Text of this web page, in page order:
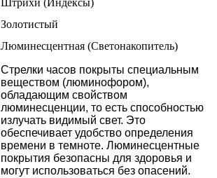
Штрихи (Индексы)
Золотистый
Люминесцентная (Светонакопитель)
Стрелки часов покрыты специальным
веществом (люминофором),
обладающим свойством
люминесценции, то есть способностью
излучать видимый свет. Это
обеспечивает удобство определения
времени в темноте. Люминесцентные
покрытия безопасны для здоровья и
могут использоваться без опасений.